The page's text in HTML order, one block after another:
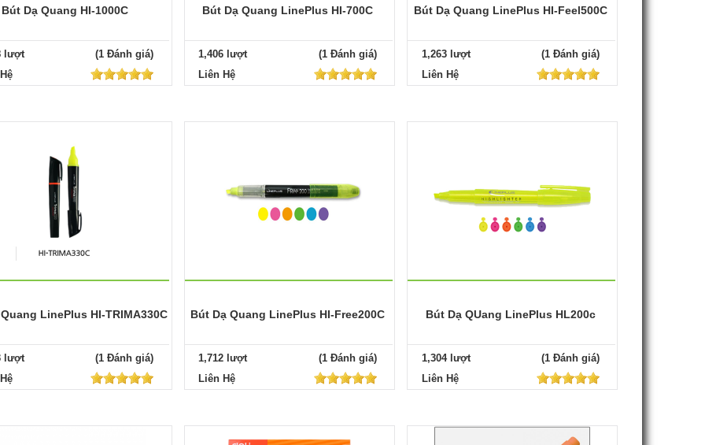
Bút Dạ Quang HI-1000C
lượt
(1 Đánh giá)
Bút Dạ Quang LinePlus HI-700C
1,406 lượt
(1 Đánh giá)
Liên Hệ
Bút Dạ Quang LinePlus HI-Feel500C
1,263 lượt
(1 Đánh giá)
Liên Hệ
LinePlus HI-TRIMA330C
lượt
(1 Đánh giá)
Bút Dạ Quang LinePlus HI-Free200C
1,712 lượt
(1 Đánh giá)
Liên Hệ
Bút Dạ QUang LinePlus HL200c
1,304 lượt
(1 Đánh giá)
Liên Hệ